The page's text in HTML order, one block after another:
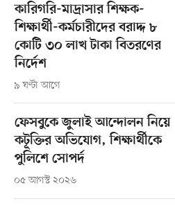
কারিগরি-মাদ্রাসার শিক্ষক-
শিক্ষার্থী-কর্মচারীদের বরাদ্দ ৮
কোটি ৩০ লাখ টাকা বিতরণের
নির্দেশ
৯ ঘণ্টা আগে
ফেসবুকে জুলাই আন্দোলন নিয়ে
কটূক্তির অভিযোগ, শিক্ষার্থীকে
পুলিশে সোপর্দ
০৫ আগস্ট ২০২৬